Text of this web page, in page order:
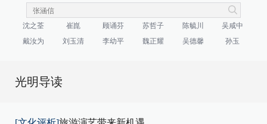
沈之荃 崔崑 顾诵芬 苏哲子 陈毓川
吴咸中
戴汝为
刘玉清 李幼平 魏正耀 吴德馨 孙玉
光明导读